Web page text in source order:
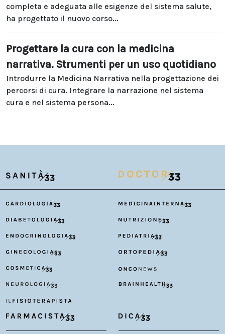
completa e adeguata alle esigenze del sistema salute,
ha progettato il nuovo corso...
Progettare la cura con la medicina
narrativa. Strumenti per un uso quotidiano
Introdurre la Medicina Narrativa nella progettazione dei
percorsi di cura. Integrare la narrazione nel sistema
cura e nel sistema persona...